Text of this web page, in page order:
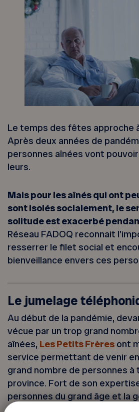
Le temps des fêtes approche
Après deux années de
personnes aînées vont
leurs.
Mais pour les aînés qui ont
sont isolés socialement, le
solitude est exacerbé
Réseau FADOQ reconnait
resserrer le filet social et
bienveillance envers ces
Le jumelage
Au début de la pandémie,
vécue par un trop grand
aînées, Les Petits Frères ont
service permettant de venir
grand nombre de personnes à
province. Fort de son
personnes du grand âge et la
bénévoles, l’organisme a mis